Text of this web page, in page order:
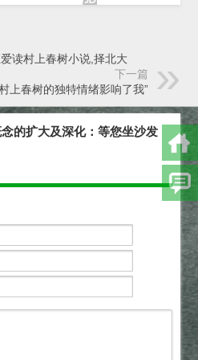
读村上春树小说,择北大
下一篇
上春树的独特情绪影响了我”
的扩大及深化：等您坐沙发